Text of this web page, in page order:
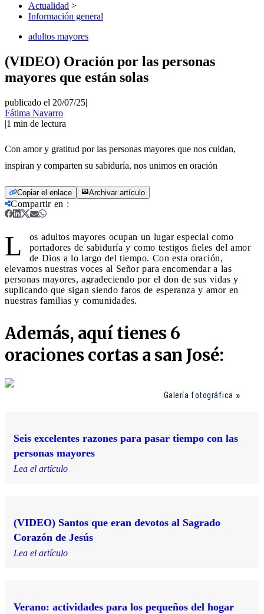
Actualidad >
Información general
adultos mayores
(VIDEO) Oración por las personas
mayores que están solas
publicado el 20/07/25|
Fátima Navarro
|1 min de lectura
Con amor y gratitud por las personas mayores que nos cuidan,
inspiran y comparten su sabiduría, nos unimos en oración
Copiar el enlace Archivar artículo
Compartir en :
L
os adultos mayores ocupan un lugar especial como
portadores de sabiduría y como testigos fieles del amor
de Dios a lo largo del tiempo. Con esta oración,
elevamos nuestras voces al Señor para encomendar a las
personas mayores, agradeciendo por el don de sus vidas y
suplicando que sigan siendo faros de esperanza y amor en
nuestras familias y comunidades.
Además, aquí tienes 6
oraciones cortas a san José:
Galería fotográfica
Seis excelentes razones para pasar tiempo con las
personas mayores
Lea el artículo
(VIDEO) Santos que eran devotos al Sagrado
Corazón de Jesús
Lea el artículo
Verano: actividades para los pequeños del hogar